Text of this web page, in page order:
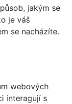
jakým se
je váš
se nacházíte.
webových
interagují s